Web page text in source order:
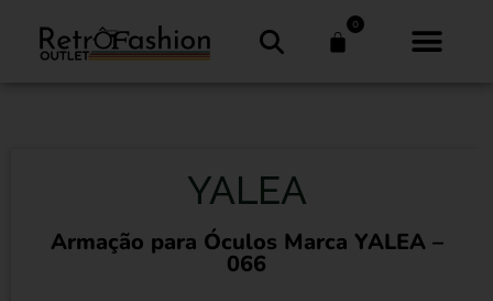
0
YALEA
Armação para Óculos Marca YALEA –
066